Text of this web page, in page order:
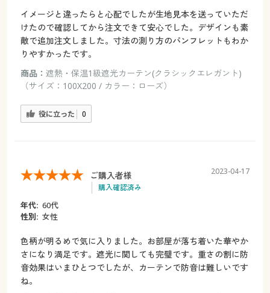
イメージと違ったらと心配でしたが生地見本を送っていただ
けたので確認してから注文できて安心でした。デザインも素
敵で追加注文しました。寸法の測り方のパンフレットもわか
りやすかったです。
商品： 遮熱・保温1級遮光カーテン(クラシックエレガント)
（サイズ：100X200 / カラー：ローズ）
役に立った 0
ご購入者様
購入確認済み
2023-04-17
年代: 60代
性別: 女性
色柄が明るめで気に入りました。お部屋が落ち着いた華やか
さになり満足です。遮光に関しても完璧です。重さの割に防
音効果はいまひとつでしたが、カーテンで防音は難しいです
ね。